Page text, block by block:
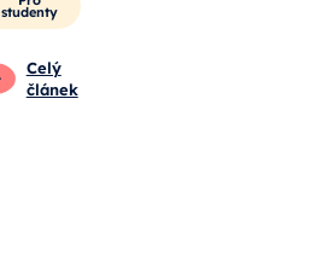
studenty
Celý
článek